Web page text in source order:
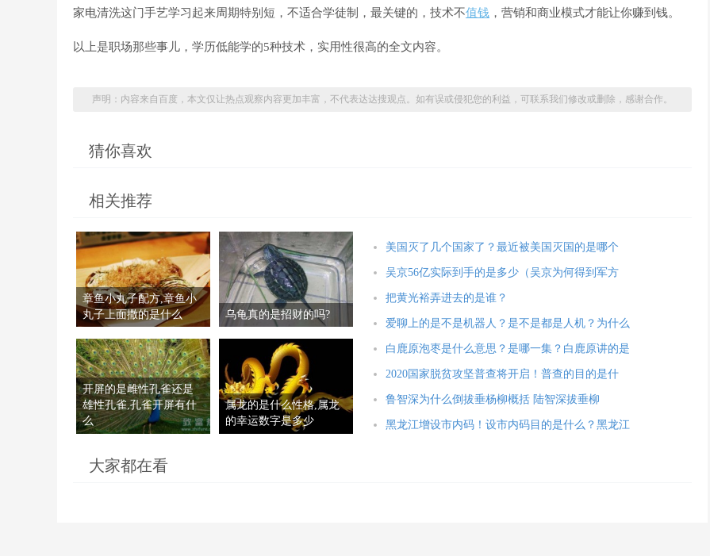
家电清洗这门手艺学习起来周期特别短，不适合学徒制，最关键的，技术不值钱 ，营销和商业模式才能让你赚到钱。
以上是职场那些事儿，学历低能学的5种技术，实用性很高的全文内容。
声明：内容来自百度，本文仅让热点观察内容更加丰富，不代表达达搜观点。如有误或侵犯您的利益，可联系我们修改或删除，感谢合作。
猜你喜欢
相关推荐
章鱼小丸子配方,章鱼小
丸子上面撒的是什么
乌龟真的是招财的吗?
开屏的是雌性孔雀还是
雄性孔雀,孔雀开屏有什
么
属龙的是什么性格,属龙
的幸运数字是多少
美国灭了几个国家了？最近被美国灭国的是哪个
吴京56亿实际到手的是多少（吴京为何得到军方
把黄光裕弄进去的是谁？
爱聊上的是不是机器人？是不是都是人机？为什么
白鹿原泡枣是什么意思？是哪一集？白鹿原讲的是
2020国家脱贫攻坚普查将开启！普查的目的是什
鲁智深为什么倒拔垂杨柳概括 陆智深拔垂柳
黑龙江增设市内码！设市内码目的是什么？黑龙江
大家都在看